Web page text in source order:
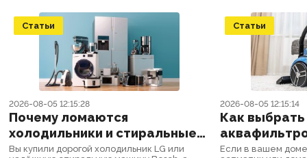
2026-08-05 12:15:28
Почему ломаются
холодильники и стиральные
машины: 5 ошибок, которые
Вы купили дорогой холодильник LG или
Статьи
2026-08-05 12:15:14
Как
что лучше
Если в вашем
Статьи